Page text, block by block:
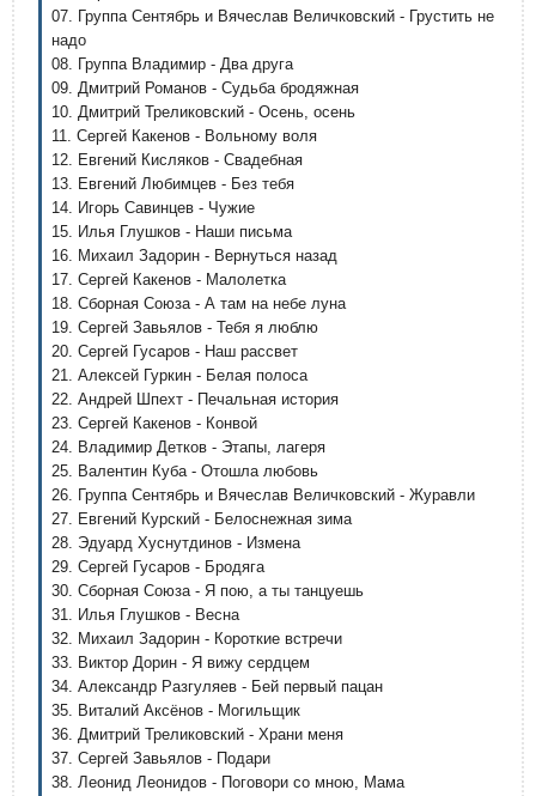
07. Группа Сентябрь и Вячеслав Величковский - Грустить не
надо
08. Группа Владимир - Два друга
09. Дмитрий Романов - Судьба бродяжная
10. Дмитрий Треликовский - Осень, осень
11. Сергей Какенов - Вольному воля
12. Евгений Кисляков - Свадебная
13. Евгений Любимцев - Без тебя
14. Игорь Савинцев - Чужие
15. Илья Глушков - Наши письма
16. Михаил Задорин - Вернуться назад
17. Сергей Какенов - Малолетка
18. Сборная Союза - А там на небе луна
19. Сергей Завьялов - Тебя я люблю
20. Сергей Гусаров - Наш рассвет
21. Алексей Гуркин - Белая полоса
22. Андрей Шпехт - Печальная история
23. Сергей Какенов - Конвой
24. Владимир Детков - Этапы, лагеря
25. Валентин Куба - Отошла любовь
26. Группа Сентябрь и Вячеслав Величковский - Журавли
27. Евгений Курский - Белоснежная зима
28. Эдуард Хуснутдинов - Измена
29. Сергей Гусаров - Бродяга
30. Сборная Союза - Я пою, а ты танцуешь
31. Илья Глушков - Весна
32. Михаил Задорин - Короткие встречи
33. Виктор Дорин - Я вижу сердцем
34. Александр Разгуляев - Бей первый пацан
35. Виталий Аксёнов - Могильщик
36. Дмитрий Треликовский - Храни меня
37. Сергей Завьялов - Подари
38. Леонид Леонидов - Поговори со мною, Мама